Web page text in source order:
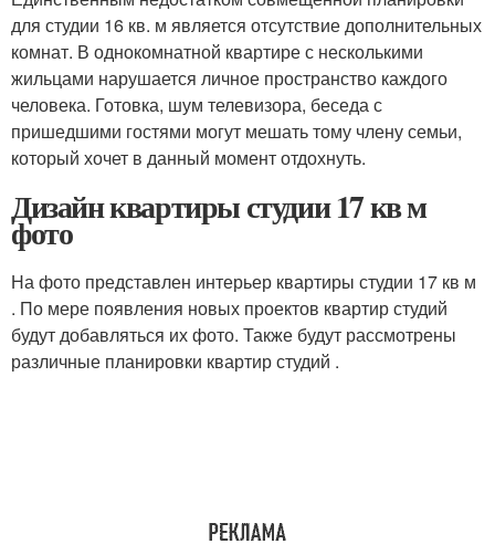
для студии 16 кв. м является отсутствие дополнительных
комнат. В однокомнатной квартире с несколькими
жильцами нарушается личное пространство каждого
человека. Готовка, шум телевизора, беседа с
пришедшими гостями могут мешать тому члену семьи,
который хочет в данный момент отдохнуть.
Дизайн квартиры студии 17 кв м
фото
На фото представлен интерьер квартиры студии 17 кв м
. По мере появления новых проектов квартир студий
будут добавляться их фото. Также будут рассмотрены
различные планировки квартир студий .